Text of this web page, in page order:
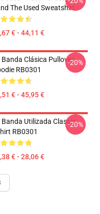
The Used Sweatshirt
€ - 44,11 €
Banda Clásica Pullover
RB0301
€ - 45,95 €
-20%
Banda Utilizada Classic
RB0301
€ - 28,06 €
-20%